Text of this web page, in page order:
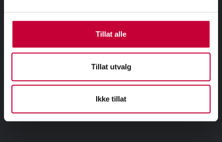
Tillat alle
Tillat utvalg
Ikke tillat